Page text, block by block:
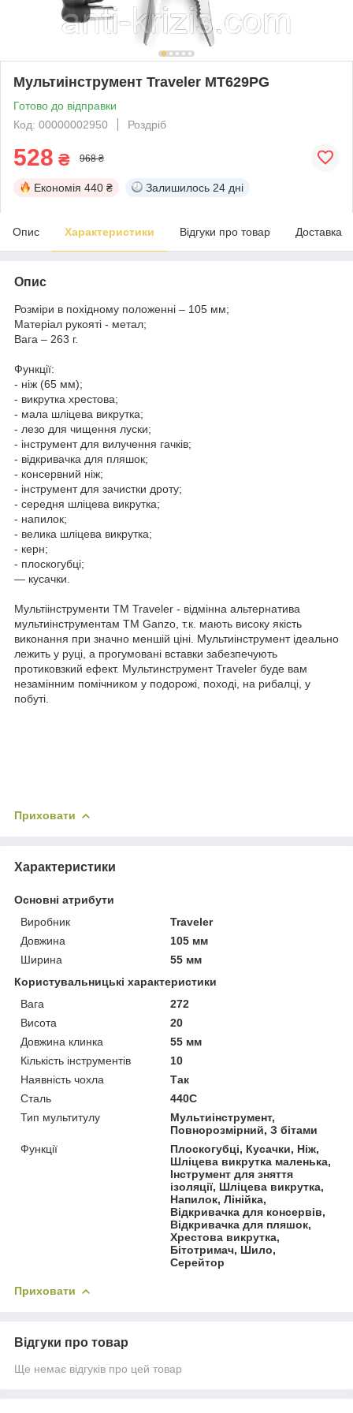
Мультиінструмент Traveler MT629PG
Готово до відправки
Код: 00000002950
Роздріб
528 ₴ 968 ₴
Економія 440 ₴ Залишилось 24 дні
Опис Характеристики Відгуки про товар Доставка
Опис
Розміри в похідному положенні – 105 мм;
Матеріал рукояті - метал;
Вага – 263 г.
Функції:
- ніж (65 мм);
- викрутка хрестова;
- мала шліцева викрутка;
- лезо для чищення луски;
- інструмент для вилучення гачків;
- відкривачка для пляшок;
- консервний ніж;
- інструмент для зачистки дроту;
- середня шліцева викрутка;
- напилок;
- велика шліцева викрутка;
- керн;
- плоскогубці;
— кусачки.
Мультіінструменти ТМ Traveler - відмінна альтернатива
мультиінструментам ТМ Ganzo, т.к. мають високу якість
виконання при значно меншій ціні. Мультиінструмент ідеально
лежить у руці, а прогумовані вставки забезпечують
протиковзкий ефект. Мультинструмент Traveler буде вам
незамінним помічником у подорожі, поході, на рибалці, у
побуті.
Приховати
Характеристики
Основні атрибути
Виробник
Traveler
Довжина
105 мм
Ширина
55 мм
Користувальницькі характеристики
Вага
272
Висота
20
Довжина клинка
55 мм
Кількість інструментів
10
Наявність чохла
Так
Сталь
440C
Тип мультитулу
Мультиінструмент,
Повнорозмірний, З бітами
Функції
Плоскогубці, Кусачки, Ніж,
Шліцева викрутка маленька,
Інструмент для зняття
ізоляції, Шліцева викрутка,
Напилок, Лінійка,
Відкривачка для консервів,
Відкривачка для пляшок,
Хрестова викрутка,
Бітотримач, Шило,
Серейтор
Приховати
Відгуки про товар
Ще немає відгуків про цей товар